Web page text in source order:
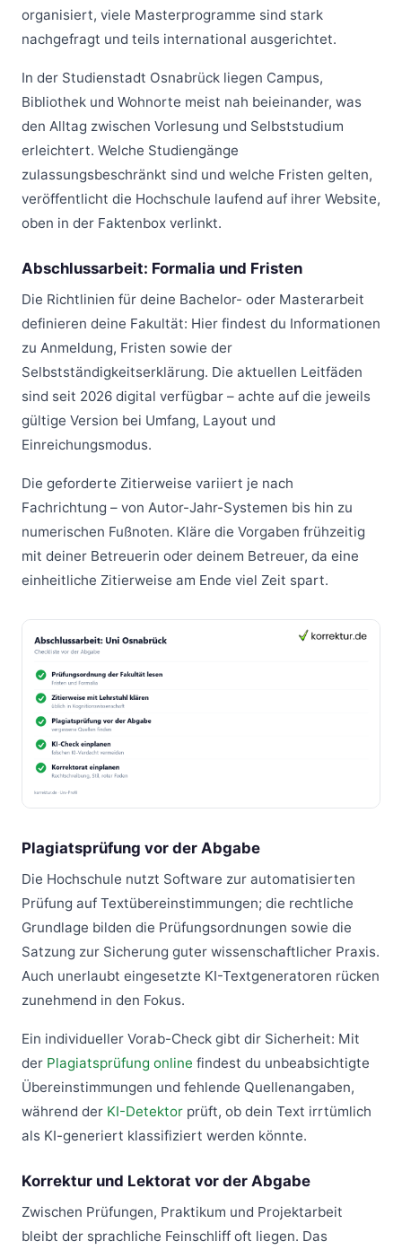
organisiert, viele Masterprogramme sind stark
nachgefragt und teils international ausgerichtet.
In der Studienstadt Osnabrück liegen Campus,
Bibliothek und Wohnorte meist nah beieinander, was
den Alltag zwischen Vorlesung und Selbststudium
erleichtert. Welche Studiengänge
zulassungsbeschränkt sind und welche Fristen gelten,
veröffentlicht die Hochschule laufend auf ihrer Website,
oben in der Faktenbox verlinkt.
Abschlussarbeit: Formalia und Fristen
Die Richtlinien für deine Bachelor- oder Masterarbeit
definieren deine Fakultät: Hier findest du Informationen
zu Anmeldung, Fristen sowie der
Selbstständigkeitserklärung. Die aktuellen Leitfäden
sind seit 2026 digital verfügbar – achte auf die jeweils
gültige Version bei Umfang, Layout und
Einreichungsmodus.
Die geforderte Zitierweise variiert je nach
Fachrichtung – von Autor-Jahr-Systemen bis hin zu
numerischen Fußnoten. Kläre die Vorgaben frühzeitig
mit deiner Betreuerin oder deinem Betreuer, da eine
einheitliche Zitierweise am Ende viel Zeit spart.
Plagiatsprüfung vor der Abgabe
Die Hochschule nutzt Software zur automatisierten
Prüfung auf Textübereinstimmungen; die rechtliche
Grundlage bilden die Prüfungsordnungen sowie die
Satzung zur Sicherung guter wissenschaftlicher Praxis.
Auch unerlaubt eingesetzte KI-Textgeneratoren rücken
zunehmend in den Fokus.
Ein individueller Vorab-Check gibt dir Sicherheit: Mit
der Plagiatsprüfung online findest du unbeabsichtigte
Übereinstimmungen und fehlende Quellenangaben,
während der KI-Detektor prüft, ob dein Text irrtümlich
als KI-generiert klassifiziert werden könnte.
Korrektur und Lektorat vor der Abgabe
Zwischen Prüfungen, Praktikum und Projektarbeit
bleibt der sprachliche Feinschliff oft liegen. Das